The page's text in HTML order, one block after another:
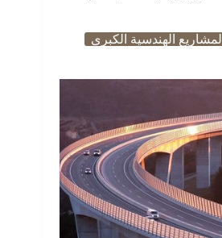
المشاريع الهندسية الكبرى